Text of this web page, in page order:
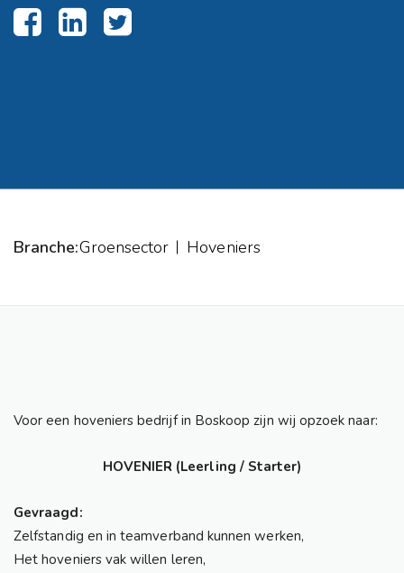
Branche:Groensector Hoveniers
Voor een hoveniers bedrijf in Boskoop zijn wij opzoek naar:
HOVENIER (Leerling / Starter)
Gevraagd:
Zelfstandig en in teamverband kunnen werken,
Het hoveniers vak willen leren,